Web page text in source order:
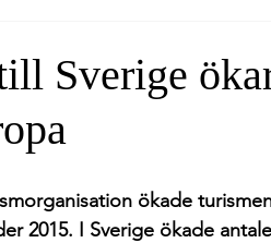
Sverige
ökade
2015. I Sverige ökade